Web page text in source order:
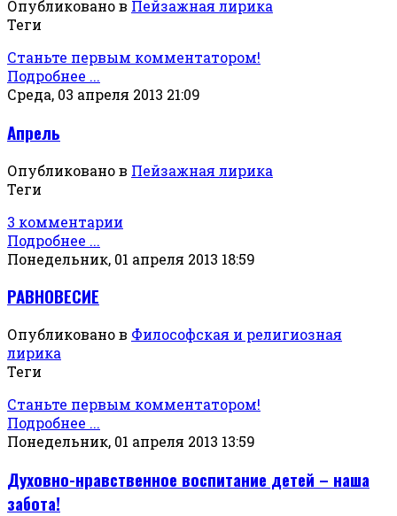
Опубликовано в Пейзажная лирика
Теги
Станьте первым комментатором!
Подробнее ...
Среда, 03 апреля 2013 21:09
Апрель
Опубликовано в Пейзажная лирика
Теги
3 комментарии
Подробнее ...
Понедельник, 01 апреля 2013 18:59
РАВНОВЕСИЕ
Опубликовано в Философская и религиозная
лирика
Теги
Станьте первым комментатором!
Подробнее ...
Понедельник, 01 апреля 2013 13:59
Духовно-нравственное воспитание детей – наша
забота!